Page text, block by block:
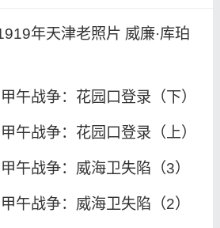
年天津老照片 威廉·库珀
午战争：花园口登录（下）
午战争：花园口登录（上）
午战争：威海卫失陷（3）
午战争：威海卫失陷（2）